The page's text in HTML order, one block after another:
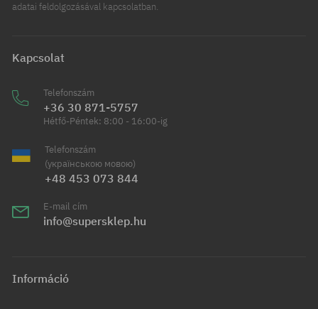
adatai feldolgozásával kapcsolatban.
Kapcsolat
Telefonszám
+36 30 871-5757
Hétfő-Péntek: 8:00 - 16:00-ig
Telefonszám
(українською мовою)
+48 453 073 844
E-mail cím
info@supersklep.hu
Információ